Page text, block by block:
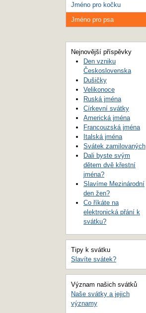
Jméno pro kočku
Jméno pro psa
Nejnovější příspěvky
Den vzniku
Československa
Dušičky
Velikonoce
Ruská jména
Církevní svátky
Americká jména
Francouzská jména
Italská jména
Svátek zamilovaných
Dali byste svým
dětem dvě křestní
jména?
Slavíme Mezinárodní
den žen?
Co říkáte na
elektronická přání k
svátku?
Tipy k svátku
Slavíte svátek?
Význam našich svátků
Naše svátky a jejich
významy